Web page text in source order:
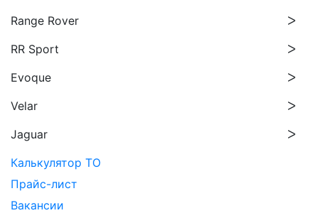
Range Rover
RR Sport
Evoque
Velar
Jaguar
Калькулятор ТО
Прайс-лист
Вакансии